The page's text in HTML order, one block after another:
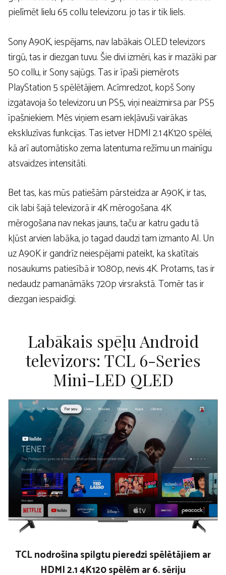
pielīmēt lielu 65 collu televizoru. jo tas ir tik liels.
Sony A90K, iespējams, nav labākais OLED televizors
tirgū, tas ir diezgan tuvu. Šie divi izmēri, kas ir mazāki par
50 collu, ir Sony sajūgs. Tas ir īpaši piemērots
PlayStation 5 spēlētājiem. Acīmredzot, kopš Sony
izgatavoja šo televizoru un PS5, viņi neaizmirsa par PS5
īpašniekiem. Mēs viņiem esam iekļāvuši vairākas
ekskluzīvas funkcijas. Tas ietver HDMI 2.1 4K120 spēlei,
kā arī automātisko zema latentuma režīmu un mainīgu
atsvaidzes intensitāti.
Bet tas, kas mūs patiešām pārsteidza ar A90K, ir tas,
cik labi šajā televizorā ir 4K mērogošana. 4K
mērogošana nav nekas jauns, taču ar katru gadu tā
kļūst arvien labāka, jo tagad daudzi tam izmanto AI. Un
uz A90K ir gandrīz neiespējami pateikt, ka skatītais
nosaukums patiesībā ir 1080p, nevis 4K. Protams, tas ir
nedaudz pamanāmāks 720p virsrakstā. Tomēr tas ir
diezgan iespaidīgi.
Labākais spēļu Android
televizors: TCL 6-Series
Mini-LED QLED
TCL nodrošina spilgtu pieredzi spēlētājiem ar
HDMI 2.1 4K120 spēlēm ar 6. sēriju